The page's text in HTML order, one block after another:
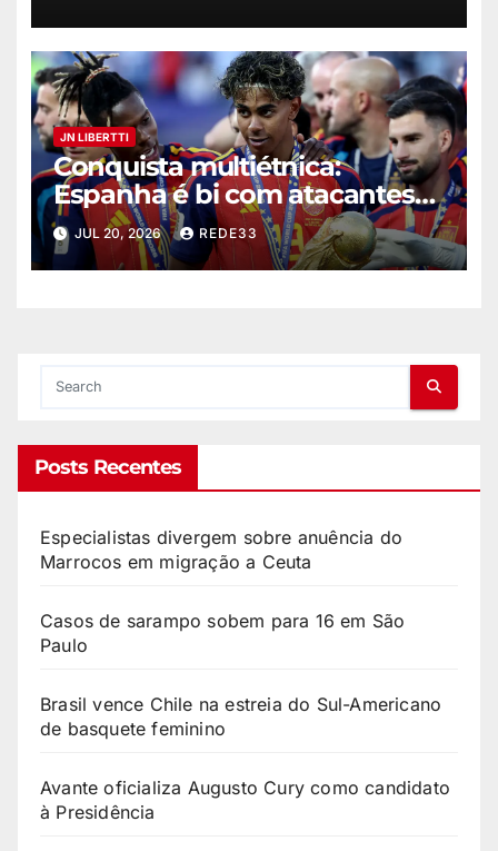
JN LIBERTTI
Conquista multiétnica:
Espanha é bi com atacantes
filhos de imigrantes
JUL 20, 2026 REDE33
Posts Recentes
Especialistas divergem sobre anuência do
Marrocos em migração a Ceuta
Casos de sarampo sobem para 16 em São
Paulo
Brasil vence Chile na estreia do Sul-Americano
de basquete feminino
Avante oficializa Augusto Cury como candidato
à Presidência